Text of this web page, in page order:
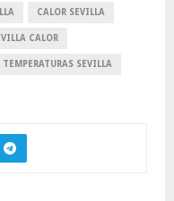
CALOR SEVILLA
CALOR
TEMPERATURAS SEVILLA